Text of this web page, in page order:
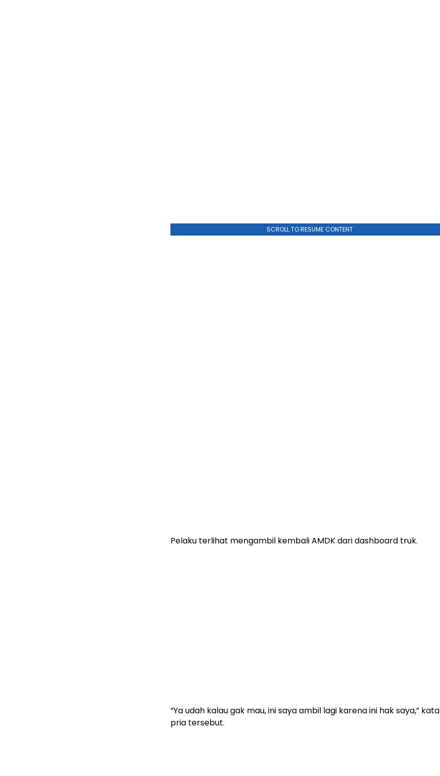
SCROLL TO RESUME CONTENT
Pelaku terlihat mengambil kembali AMDK dari dashboard truk.
“Ya udah kalau gak mau, ini saya ambil lagi karena ini hak saya,” kata
pria tersebut.